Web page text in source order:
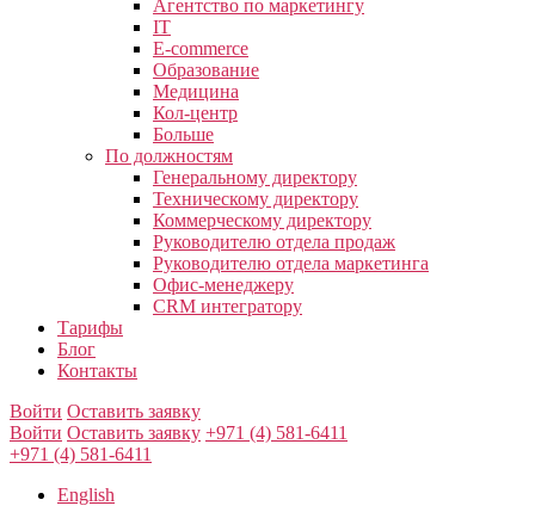
Агентство по маркетингу
IT
E-commerce
Образование
Медицина
Кол-центр
Больше
По должностям
Генеральному директору
Техническому директору
Коммерческому директору
Руководителю отдела продаж
Руководителю отдела маркетинга
Офис-менеджеру
CRM интегратору
Тарифы
Блог
Контакты
Войти Оставить заявку
Войти Оставить заявку +971 (4) 581-6411
+971 (4) 581-6411
English